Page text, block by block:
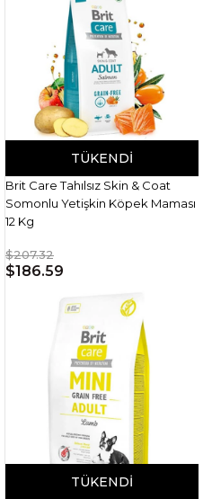
TÜKENDI
Brit Care Tahılsız Skin & Coat
Somonlu Yetişkin Köpek Maması
12 Kg
$207.32
$186.59
TÜKENDI